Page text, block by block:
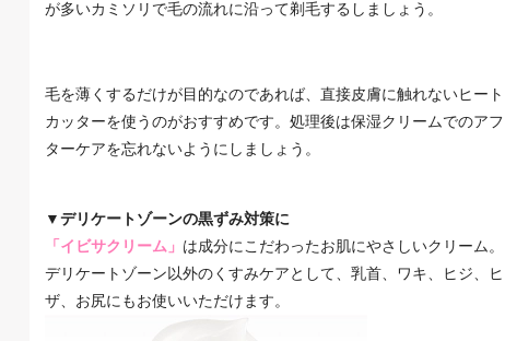
が多いカミソリで毛の流れに沿って剃毛するしましょう。
毛を薄くするだけが目的なのであれば、直接皮膚に触れないヒート
カッターを使うのがおすすめです。処理後は保湿クリームでのアフ
ターケアを忘れないようにしましょう。
▼デリケートゾーンの黒ずみ対策に
「イビサクリーム」 は成分にこだわったお肌にやさしいクリーム。
デリケートゾーン以外のくすみケアとして、乳首、ワキ、ヒジ、ヒ
ザ、お尻にもお使いいただけます。